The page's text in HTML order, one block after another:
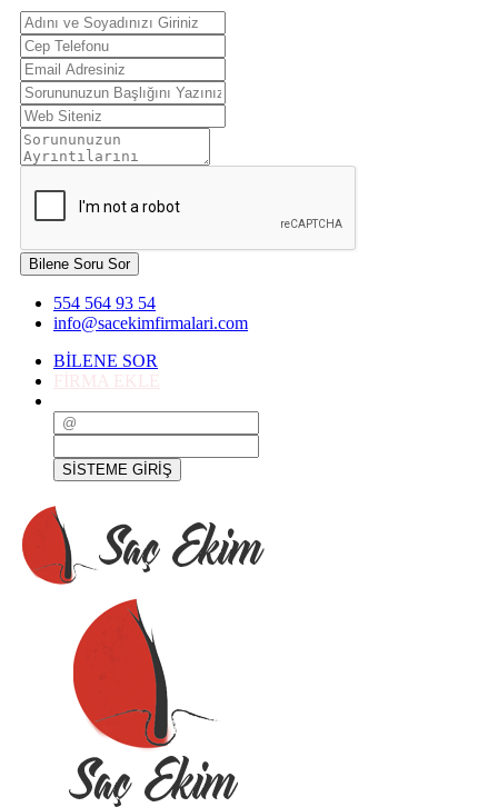
Bilene Soru Sor
554 564 93 54
info@sacekimfirmalari.com
BİLENE SOR
FİRMA EKLE
SİSTEME GİRİŞ